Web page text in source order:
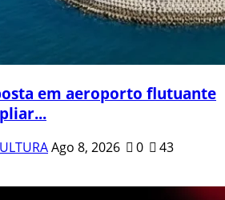
em aeroporto flutuante
Ago 8, 2026 0 43